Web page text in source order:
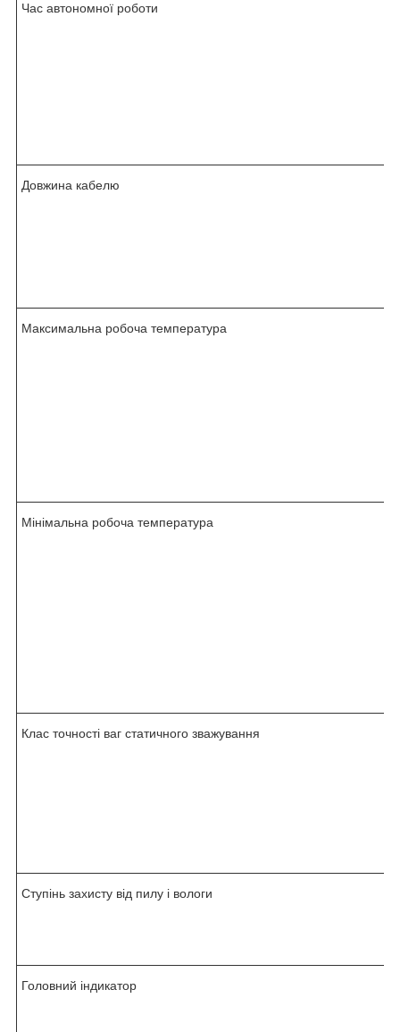
Час автономної роботи
Довжина кабелю
Максимальна робоча температура
Мінімальна робоча температура
Клас точності ваг статичного зважування
Ступінь захисту від пилу і вологи
Головний індикатор